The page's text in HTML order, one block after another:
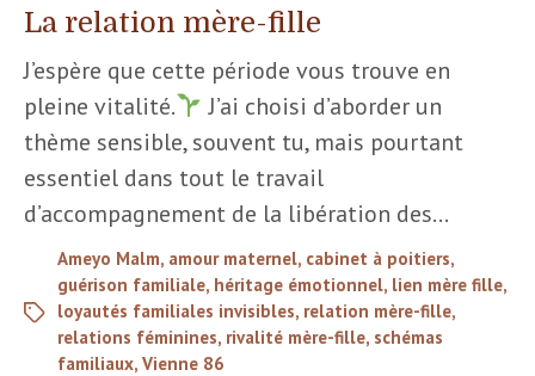
La relation mère-fille
J’espère que cette période vous trouve en
pleine vitalité.
J’ai choisi d’aborder un
thème sensible, souvent tu, mais pourtant
essentiel dans tout le travail
d’accompagnement de la libération des…
Ameyo Malm, amour maternel, cabinet à poitiers,
guérison familiale, héritage émotionnel, lien mère fille,
loyautés familiales invisibles, relation mère-fille,
relations féminines, rivalité mère-fille, schémas
familiaux, Vienne 86